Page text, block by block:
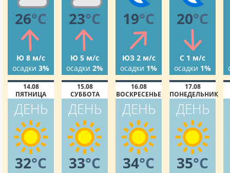
26°C
Ю 8 м/с
осадки 3%
23°C
Ю 5 м/с
осадки 2%
19°C
ЮЗ 2 м/с
осадки 1%
20°C
С 1 м/с
осадки 1%
14.08
ПЯТНИЦА
ДЕНЬ
32°C
15.08
СУББОТА
ДЕНЬ
33°C
16.08
ВОСКРЕСЕНЬЕ
ДЕНЬ
34°C
17.08
ПОНЕДЕЛЬНИК
ДЕНЬ
35°C